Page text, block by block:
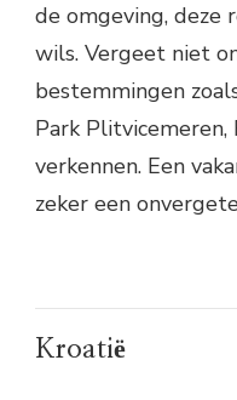
de omgeving, deze
wils. Vergeet niet
bestemmingen
Park Plitvicemeren,
verkennen. Een
zeker een
Kroatië